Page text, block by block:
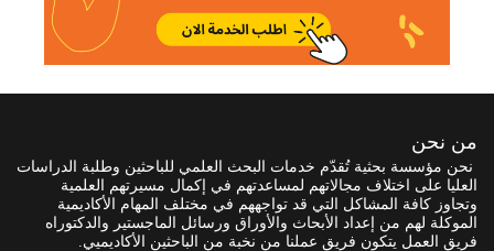
من نحن
نحن مؤسسة بحثية تُقدّم خدمات البحث العلمي للباحثين وطلبة الدراسات
العليا على اختلاف مجالاتهم لمساعدتهم في إكمال مسيرتهم العلمية
وتجاوز كافة المشاكل التي قد تواجههم في مختلف المهام الأكاديمية
الموكلة لهم من إعداد الأبحاث والأوراق ورسائل الماجستير والدكتوراه
فريق العمل يتكون فريق عملنا من نخبة من الباحثين الأكاديميي.